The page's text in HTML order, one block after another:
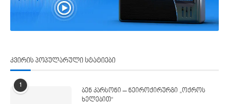
კვირის პოპულარული სტატიები
1
ბენ კარსონი – ნეიროქირურგი „ოქროს
ხელებით“